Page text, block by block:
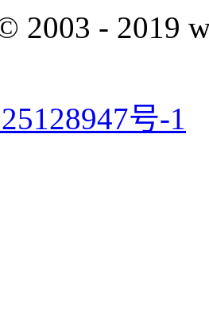
2003 - 2019
号-1